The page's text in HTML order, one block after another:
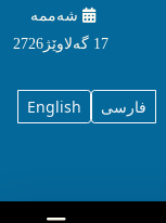
شه‌ممه‌
17 گه‌لاوێژ2726
English فارسی